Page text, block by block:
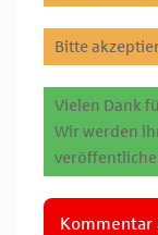
Bitte
Vielen Dank
Wir werden
Kommentar